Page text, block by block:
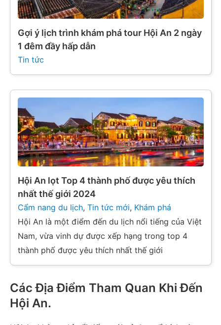
Gợi ý lịch trình khám phá tour Hội An 2 ngày
1 đêm đầy hấp dẫn
Tin tức
Hội An lọt Top 4 thành phố được yêu thích
nhất thế giới 2024
Cẩm nang du lịch, Tin tức mới, Khám phá
Hội An là một điểm đến du lịch nổi tiếng của Việt
Nam, vừa vinh dự được xếp hạng trong top 4
thành phố được yêu thích nhất thế giới
Các Địa Điểm Tham Quan Khi Đến
Hội An.